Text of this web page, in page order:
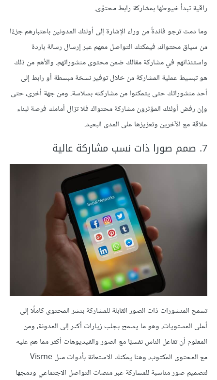
راقية تبدأ خيوطها بمشاركة رابط محتوًى.
وما دمت ترجو فائدةً من وراء الإشارة إلى أولئك المدونين باعتبارهم جزءًا
من سياق محتواك، فيمكنك التواصل معهم عبر إرسال رسالة باردة
واستئذانهم في مشاركة مقالك ضمن محتوى منشوراتهم. والأهم من ذلك
هو تبسيط عملية المشاركة من خلال توفير نسخة مبسطة أو رابط إلى
أحد منشوراتك حتى يتمكنوا من مشاركته بسلاسة. ومن جهة أخرى، حتى
وإن رفض أولئك المؤثرون مشاركة محتواك فلا تزال أمامك فرصة لبناء
علاقة مع الآخرين وتعزيزها على المدى البعيد.
تسمح المنشورات ذات الصور القابلة للمشاركة بنشر المحتوى كاملًا إلى
أعلى المستويات، وهو ما يسمح بجلب زيارات أكثر إلى المدونة، ومن
المعلوم أن تفاعل الناس نفسيًا مع الصور والفيديوهات أكثر مما هم عليه
مع المحتوى المكتوب، وهنا يمكنك الاستعانة بأدوات مثل Visme
لتصميم صور مناسبة للمشاركة عبر منصات التواصل الاجتماعي ودمجها